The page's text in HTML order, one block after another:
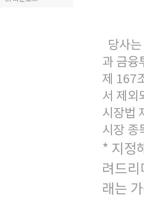
당사는
과 금융
제 167
서 제외
시장법
시장 종
* 지정
려드리
래는